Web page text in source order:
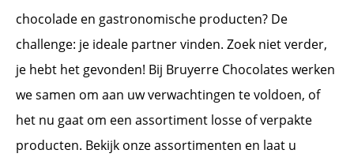
chocolade en gastronomische producten? De
challenge: je ideale partner vinden. Zoek niet verder,
je hebt het gevonden! Bij Bruyerre Chocolates werken
we samen om aan uw verwachtingen te voldoen, of
het nu gaat om een assortiment losse of verpakte
producten. Bekijk onze assortimenten en laat u